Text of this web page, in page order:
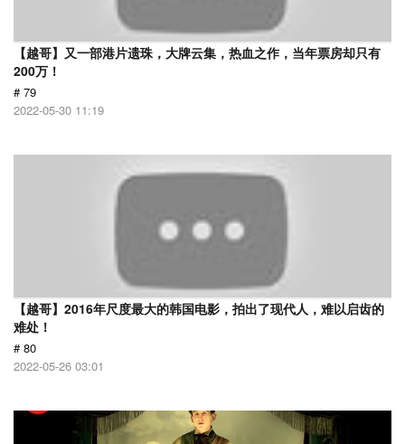
【越哥】又一部港片遗珠，大牌云集，热血之作，当年票房却只有
200万！
# 79
2022-05-30 11:19
【越哥】2016年尺度最大的韩国电影，拍出了现代人，难以启齿的
难处！
# 80
2022-05-26 03:01